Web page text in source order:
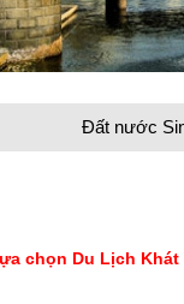
Đất nước
chọn Du Lịch Khát